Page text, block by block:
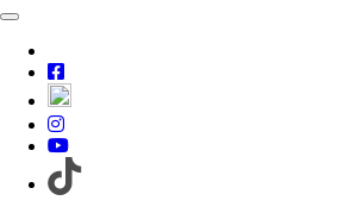
Przejdź do treści